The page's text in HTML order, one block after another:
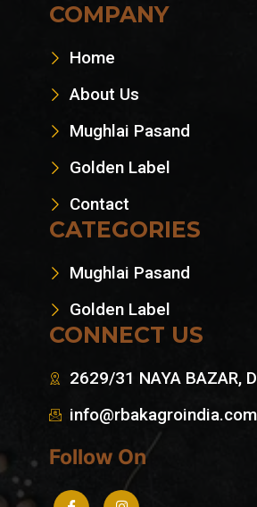
COMPANY
Home
About Us
Mughlai Pasand
Golden Label
Contact
CATEGORIES
Mughlai Pasand
Golden Label
CONNECT US
2629/31 NAYA BAZAR,
info@rbakagroindia.com
Follow On